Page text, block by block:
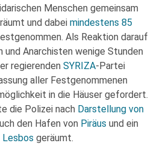
Menschen gemeinsam
und dabei mindestens 85
Als Reaktion darauf
und Anarchisten wenige Stunden
regierenden SYRIZA-Partei
aller Festgenommenen
in die Häuser gefordert.
die Polizei nach Darstellung von
den Hafen von Piräus und ein
Lesbos geräumt.